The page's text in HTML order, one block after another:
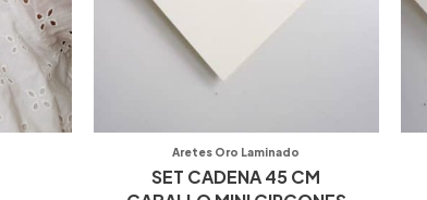
Aretes Oro Laminado
SET CADENA 45 CM